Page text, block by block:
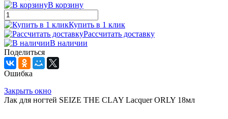
В корзину
Купить в 1 клик
Рассчитать доставку
В наличии
Поделиться
Ошибка
Закрыть окно
Лак для ногтей SEIZE THE CLAY Lacquer ORLY 18мл